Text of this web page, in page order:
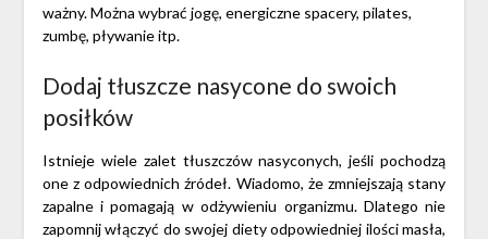
ważny. Można wybrać jogę, energiczne spacery, pilates,
zumbę, pływanie itp.
Dodaj tłuszcze nasycone do swoich
posiłków
Istnieje wiele zalet tłuszczów nasyconych, jeśli pochodzą
one z odpowiednich źródeł. Wiadomo, że zmniejszają stany
zapalne i pomagają w odżywieniu organizmu. Dlatego nie
zapomnij włączyć do swojej diety odpowiedniej ilości masła,